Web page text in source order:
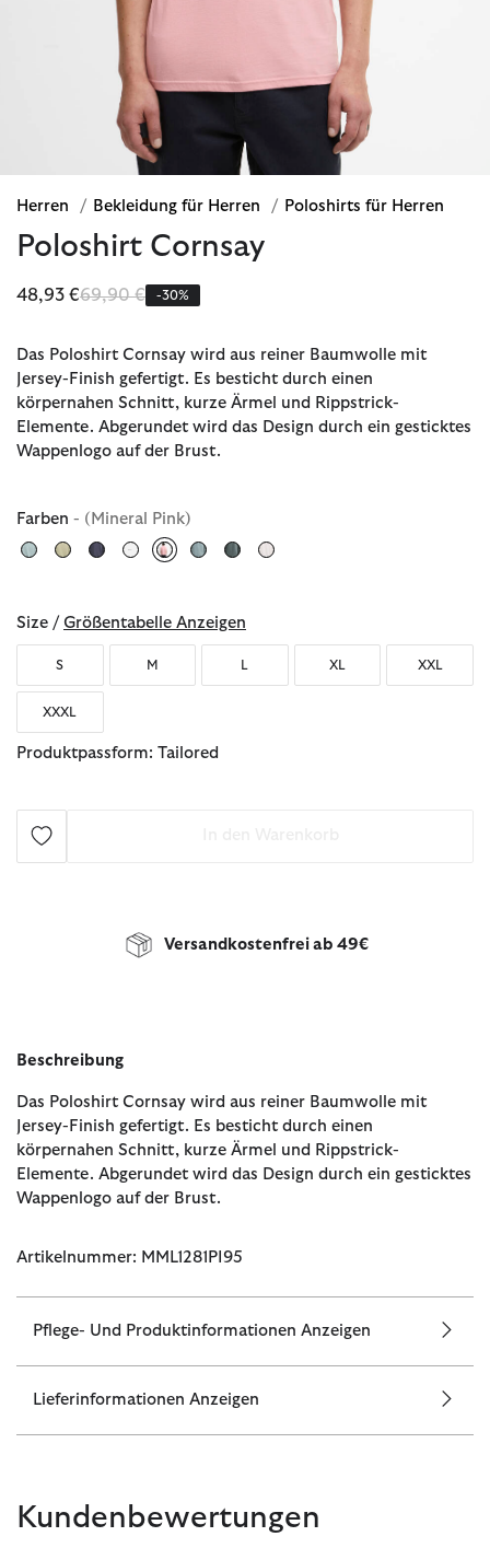
Herren / Bekleidung für Herren / Poloshirts für Herren
Poloshirt Cornsay
48,93 €Reduziert von
69,90 €bis-30%
Das Poloshirt Cornsay wird aus reiner Baumwolle mit
Jersey-Finish gefertigt. Es besticht durch einen
körpernahen Schnitt, kurze Ärmel und Rippstrick-
Elemente. Abgerundet wird das Design durch ein gesticktes
Wappenlogo auf der Brust.
Farben - (Mineral Pink)
Size / Größentabelle Anzeigen
S M L XL XXL
XXXL
Produktpassform: Tailored
Versandkostenfrei ab 49€
Beschreibung
Das Poloshirt Cornsay wird aus reiner Baumwolle mit
Jersey-Finish gefertigt. Es besticht durch einen
körpernahen Schnitt, kurze Ärmel und Rippstrick-
Elemente. Abgerundet wird das Design durch ein gesticktes
Wappenlogo auf der Brust.
Artikelnummer: MML1281PI95
Pflege- Und Produktinformationen Anzeigen
Lieferinformationen Anzeigen
Kundenbewertungen